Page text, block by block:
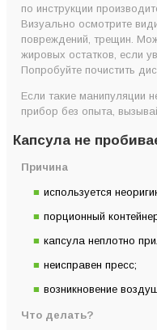
по инструкции
Визуально осмотрите
повреждений, трещин.
жировых остатков, если
Попробуйте почистить
Если такие манипуляции
прибор без опыта,
Капсула не
Причина
используется
порционный
капсула неплотно
неисправен пресс;
возникновение
Что делать?